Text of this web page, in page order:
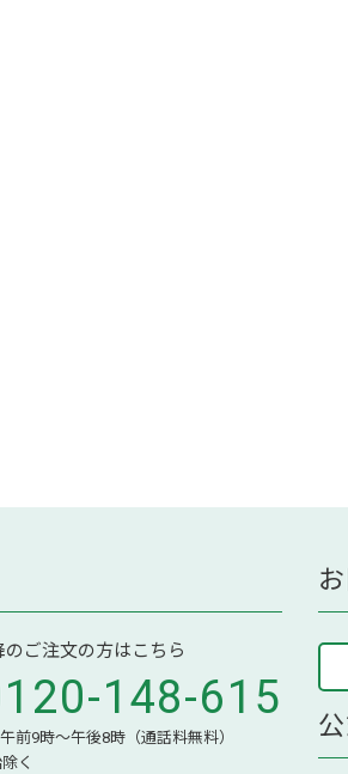
のご注文の方はこちら
148-615
前9時～午後8時（通話料無料）
く